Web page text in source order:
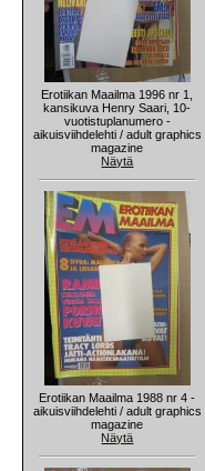
Erotiikan Maailma 1996 nr 1,
kansikuva Henry Saari, 10-
vuotistuplanumero -
aikuisviihdelehti / adult graphics
magazine
Näytä
Erotiikan Maailma 1988 nr 4 -
aikuisviihdelehti / adult graphics
magazine
Näytä